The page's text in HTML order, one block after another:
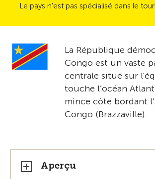
Le pays n'est pas spécialisé dans le
La République
Congo est un vaste
centrale situé sur
touche l’océan
mince côte bordant
Congo (Brazzaville).
Aperçu